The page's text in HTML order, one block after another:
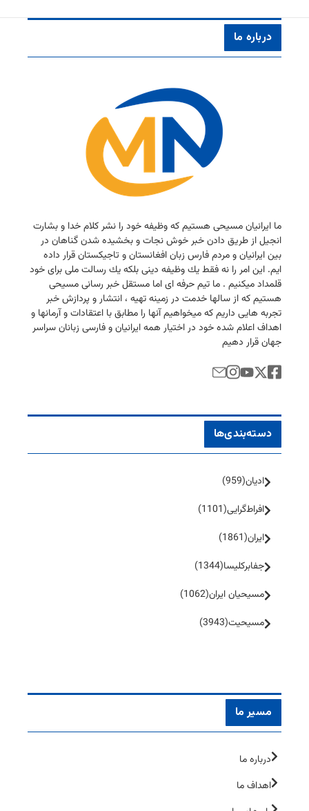
درباره ما
ما ایرانیان مسیحی هستیم كه وظیفه خود را نشر كلام خدا و بشارت
انجیل از طریق دادن خبر خوش نجات و بخشیده شدن گناهان در
بین ایرانیان و مردم فارس زبان افغانستان و تاجیكستان قرار داده
ایم. این امر را نه فقط یك وظیفه دینی بلكه یك رسالت ملی برای خود
قلمداد میكنیم . ما تیم حرفه ای اما مستقل خبر رسانی مسیحی
هستیم كه از سالها خدمت در زمینه تهیه ، انتشار و پردازش خبر
تجربه هایی داریم كه میخواهیم آنها را مطابق با اعتقادات و آرمانها و
اهداف اعلام شده خود در اختیار همه ایرانیان و فارسی زبانان سراسر
جهان قرار دهیم
دسته‌بندی‌ها
ادیان(959)
افراط‌گرایی(1101)
ایران(1861)
جفا‌بر‌کلیسا(1344)
مسیحیان ایران(1062)
مسیحیت(3943)
مسیر ما
درباره ما
اهداف ما